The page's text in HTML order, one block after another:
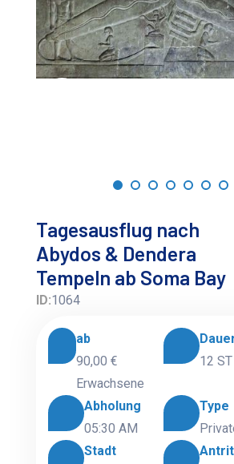
Tagesausflug nach
Abydos & Dendera
Tempeln ab Soma Bay
ID:1064
ab
90,00 €
Erwachsene
12 ST
Abholung
05:30 AM
Type
Stadt